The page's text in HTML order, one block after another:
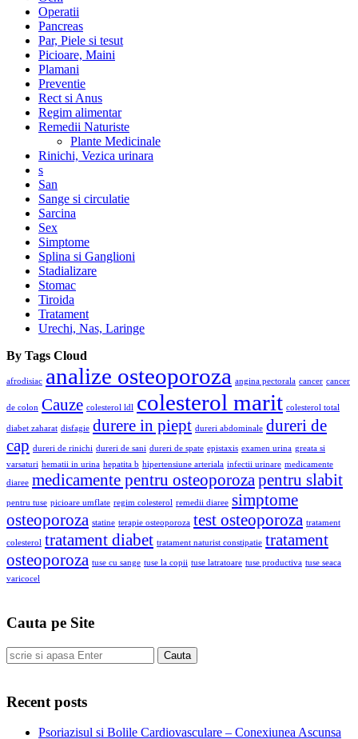
Operatii
Pancreas
Par, Piele si tesut
Picioare, Maini
Plamani
Preventie
Rect si Anus
Regim alimentar
Remedii Naturiste
Plante Medicinale
Rinichi, Vezica urinara
s
San
Sange si circulatie
Sarcina
Sex
Simptome
Splina si Ganglioni
Stadializare
Stomac
Tiroida
Tratament
Urechi, Nas, Laringe
By Tags Cloud
afrodisiac analize osteoporoza angina pectorala cancer cancer
de colon Cauze colesterol ldl colesterol marit colesterol total
diabet zaharat disfagie durere in piept dureri abdominale dureri de
cap dureri de rinichi dureri de sani dureri de spate epistaxis examen urina greata si
varsaturi hematii in urina hepatita b hipertensiune arteriala infectii urinare medicamente
diaree medicamente pentru osteoporozapentru slabit
pentru tuse picioare umflate regim colesterol remedii diaree simptome
osteoporoza statine terapie osteoporoza test osteoporoza tratament
colesterol tratament diabet tratament naturist constipatie tratament
osteoporoza tuse cu sange tuse la copii tuse latratoare tuse productiva tuse seaca
varicocel
Cauta pe Site
Cauta
Recent posts
Psoriazisul si Bolile Cardiovasculare – Conexiunea Ascunsa